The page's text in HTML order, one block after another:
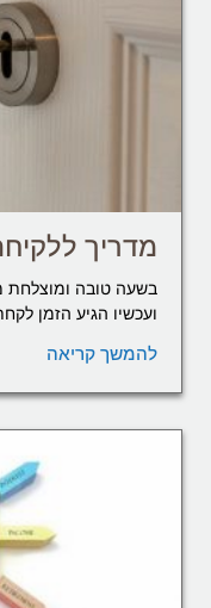
מדריך
בשעה טובה
ועכשיו הגיע הזמן
להמשך קריאה